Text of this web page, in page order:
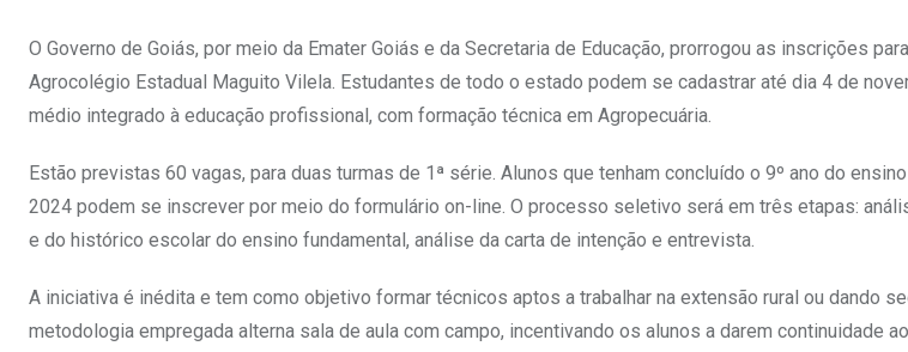
O Governo de Goiás, por meio da Emater Goiás e da Secretaria de Educação, prorrogou as inscrições
Agrocolégio Estadual Maguito Vilela. Estudantes de todo o estado podem se cadastrar até dia 4 de
médio integrado à educação profissional, com formação técnica em Agropecuária.
Estão previstas 60 vagas, para duas turmas de 1ª série. Alunos que tenham concluído o 9º ano do
2024 podem se inscrever por meio do formulário on-line. O processo seletivo será em três etapas:
e do histórico escolar do ensino fundamental, análise da carta de intenção e entrevista.
A iniciativa é inédita e tem como objetivo formar técnicos aptos a trabalhar na extensão rural ou dando
metodologia empregada alterna sala de aula com campo, incentivando os alunos a darem continuidade